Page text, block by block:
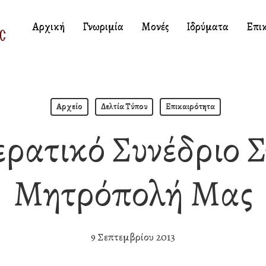
Αρχική Γνωριμία Μονές Ιδρύματα
Αρχείο Δελτία Τύπου Επικαιρότητα
Συνέδριο
Μητρόπολή Μας
9 Σεπτεμβρίου 2013